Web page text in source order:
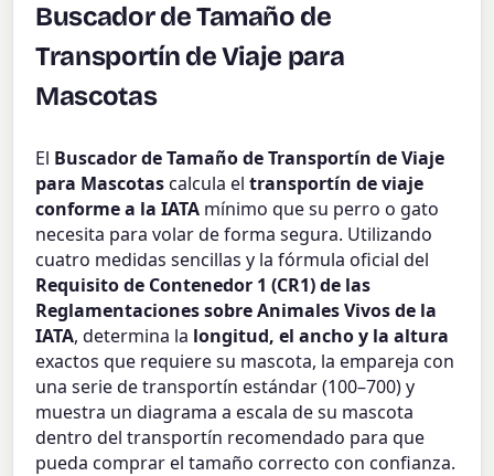
Buscador de Tamaño de
Transportín de Viaje para
Mascotas
El Buscador de Tamaño de Transportín de Viaje
para Mascotascalcula eltransportín de viaje
conforme a la IATA mínimo que su perro o gato
necesita para volar de forma segura. Utilizando
cuatro medidas sencillas y la fórmula oficial del
Requisito de Contenedor 1 (CR1) de las
Reglamentaciones sobre Animales Vivos de la
IATA, determina la longitud, el ancho y la altura
exactos que requiere su mascota, la empareja con
una serie de transportín estándar (100–700) y
muestra un diagrama a escala de su mascota
dentro del transportín recomendado para que
pueda comprar el tamaño correcto con confianza.